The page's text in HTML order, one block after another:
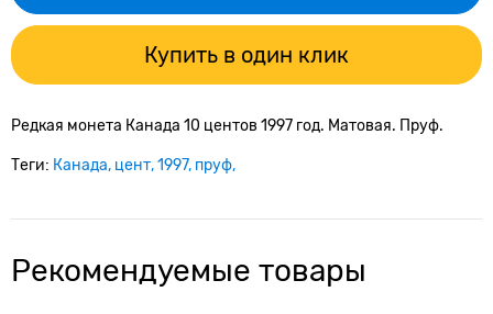
Купить в один клик
Редкая монета Канада 10 центов 1997 год. Матовая. Пруф.
Теги: Канада цент 1997 пруф
Рекомендуемые товары